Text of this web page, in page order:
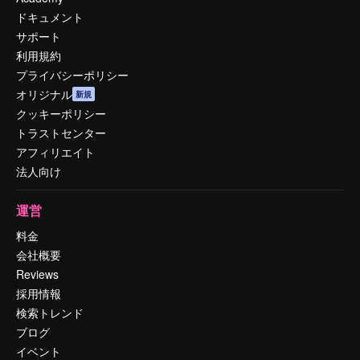
ドキュメント
サポート
利用規約
プライバシーポリシー
オリジナル 新規
クッキーポリシー
トラストセンター
アフィリエイト
法人向け
運営
料金
会社概要
Reviews
採用情報
検索トレンド
ブログ
イベント